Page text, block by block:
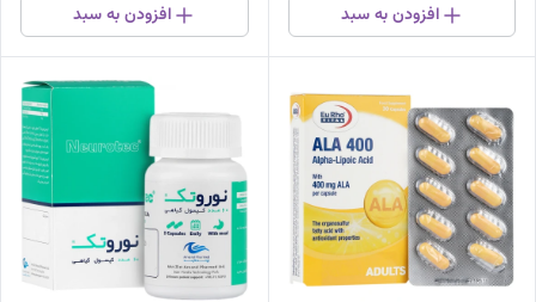
افزودن به سبد افزودن به سبد